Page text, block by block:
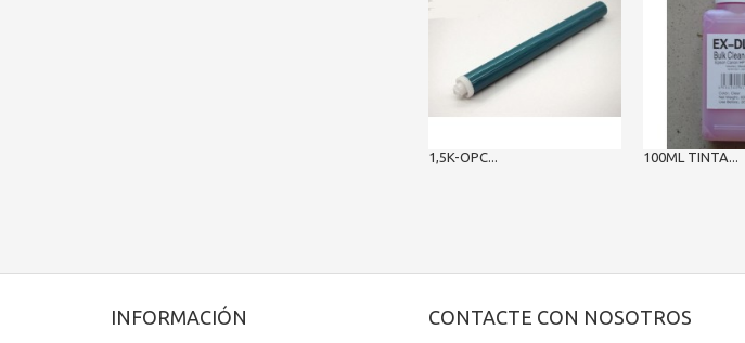
1,5K-OPC... 100ML TINTA...
INFORMACIÓN CONTACTE CON NOSOTROS